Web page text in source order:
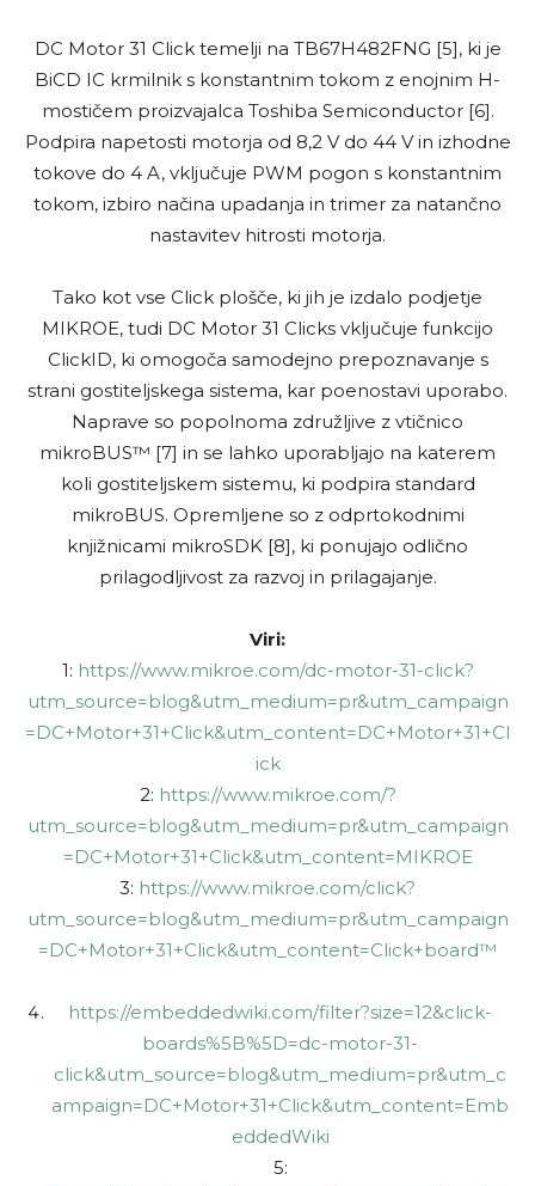
DC Motor 31 Click temelji na TB67H482FNG [5], ki je
BiCD IC krmilnik s konstantnim tokom z enojnim H-
mostičem proizvajalca Toshiba Semiconductor [6].
Podpira napetosti motorja od 8,2 V do 44 V in izhodne
tokove do 4 A, vključuje PWM pogon s konstantnim
tokom, izbiro načina upadanja in trimer za natančno
nastavitev hitrosti motorja.
Tako kot vse Click plošče, ki jih je izdalo podjetje
MIKROE, tudi DC Motor 31 Clicks vključuje funkcijo
ClickID, ki omogoča samodejno prepoznavanje s
strani gostiteljskega sistema, kar poenostavi uporabo.
Naprave so popolnoma združljive z vtičnico
mikroBUS™ [7] in se lahko uporabljajo na katerem
koli gostiteljskem sistemu, ki podpira standard
mikroBUS. Opremljene so z odprtokodnimi
knjižnicami mikroSDK [8], ki ponujajo odlično
prilagodljivost za razvoj in prilagajanje.
Viri:
1: https://www.mikroe.com/dc-motor-31-click?
utm_source=blog&utm_medium=pr&utm_campaign
=DC+Motor+31+Click&utm_content=DC+Motor+31+Cl
ick
2: https://www.mikroe.com/?
utm_source=blog&utm_medium=pr&utm_campaign
=DC+Motor+31+Click&utm_content=MIKROE
3: https://www.mikroe.com/click?
utm_source=blog&utm_medium=pr&utm_campaign
=DC+Motor+31+Click&utm_content=Click+board™
https://embeddedwiki.com/filter?size=12&click-
boards%5B%5D=dc-motor-31-
click&utm_source=blog&utm_medium=pr&utm_c
ampaign=DC+Motor+31+Click&utm_content=Emb
eddedWiki
5: